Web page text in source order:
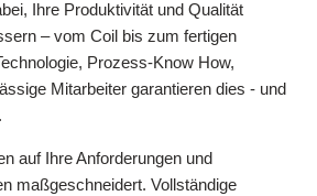
Ihre Produktivität und Qualität
– vom Coil bis zum fertigen
Prozess-Know How,
Mitarbeiter garantieren dies - und
auf Ihre Anforderungen und
maßgeschneidert. Vollständige